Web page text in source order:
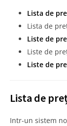
Lista de
Lista de
Liste de
Liste de
Liste de
Lista de
Intr-un sistem